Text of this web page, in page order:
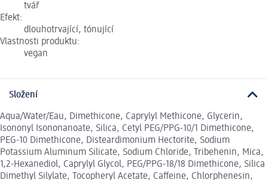
tvář
Efekt:
dlouhotrvající, tónující
Vlastnosti produktu:
vegan
Složení
Aqua/Water/Eau, Dimethicone, Caprylyl Methicone, Glycerin,
Isononyl Isononanoate, Silica, Cetyl PEG/PPG-10/1 Dimethicone,
PEG-10 Dimethicone, Disteardimonium Hectorite, Sodium
Potassium Aluminum Silicate, Sodium Chloride, Tribehenin, Mica,
1,2-Hexanediol, Caprylyl Glycol, PEG/PPG-18/18 Dimethicone, Silica
Dimethyl Silylate, Tocopheryl Acetate, Caffeine, Chlorphenesin,